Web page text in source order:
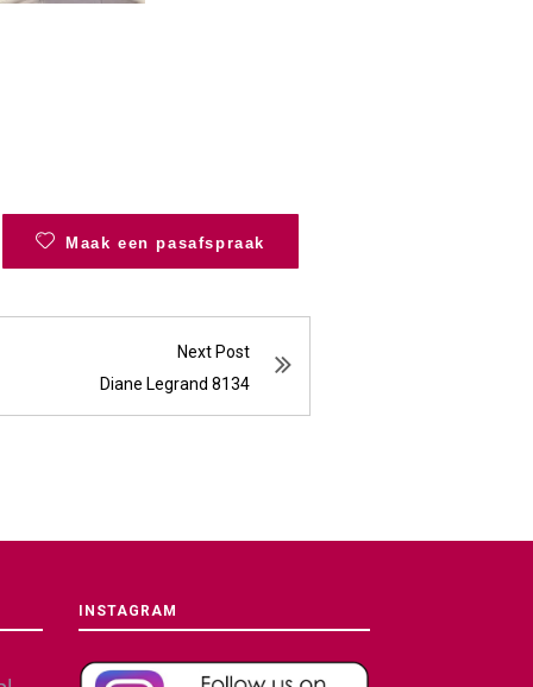
Maak een pasafspraak
Next Post
Diane Legrand 8134
INSTAGRAM